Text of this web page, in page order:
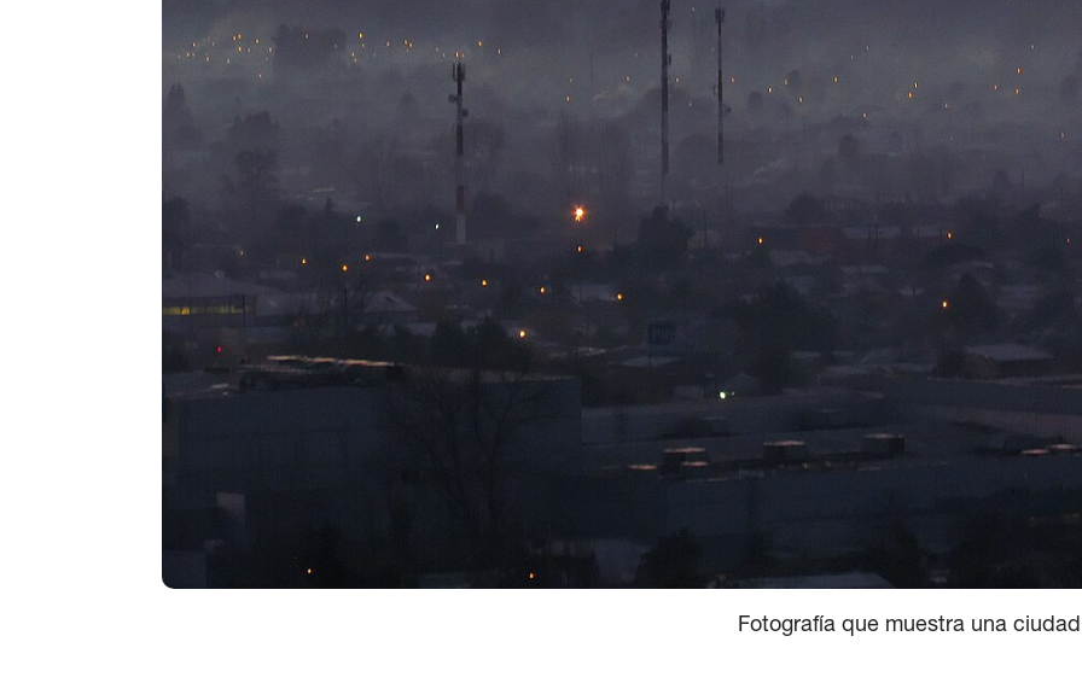
Fotografía que muestra una